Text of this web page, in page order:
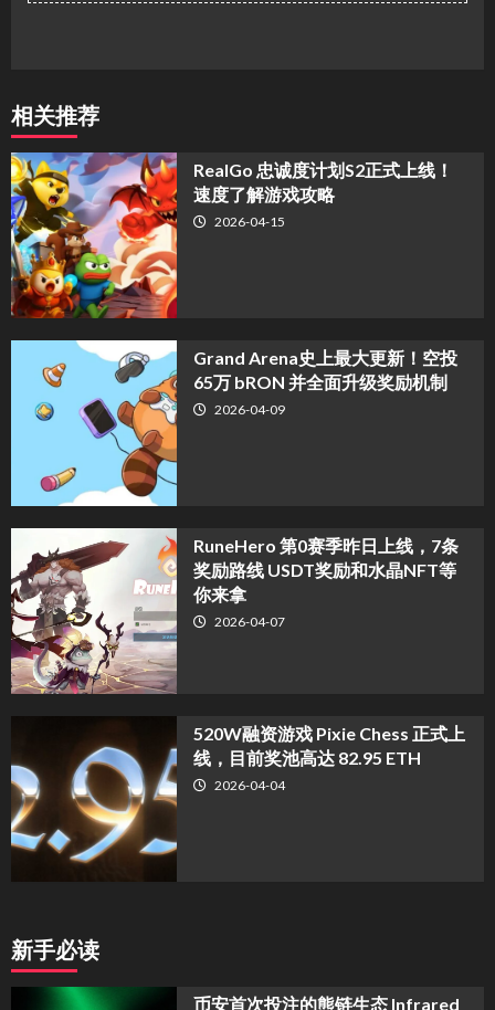
相关推荐
​RealGo 忠诚度计划S2正式上线！
速度了解游戏攻略
2026-04-15
Grand Arena史上最大更新！空投
65万 bRON 并全面升级奖励机制
2026-04-09
RuneHero 第0赛季昨日上线，7条
奖励路线 USDT奖励和水晶NFT等
你来拿
2026-04-07
520W融资游戏 Pixie Chess 正式上
线，目前奖池高达 82.95 ETH
2026-04-04
新手必读
币安首次投注的熊链生态 Infrared